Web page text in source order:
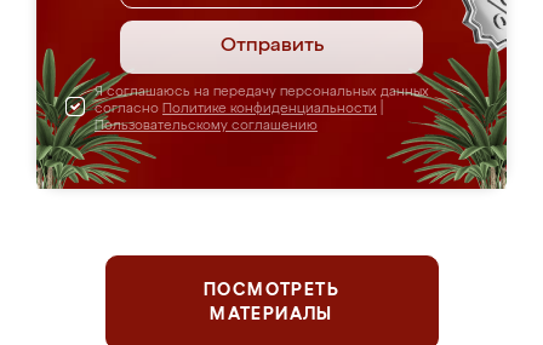
Отправить
Я соглашаюсь на передачу персональных данных
согласно Политике конфиденциальности
Пользовательскому соглашению
ПОСМОТРЕТЬ
МАТЕРИАЛЫ